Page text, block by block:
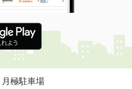
月極駐車場